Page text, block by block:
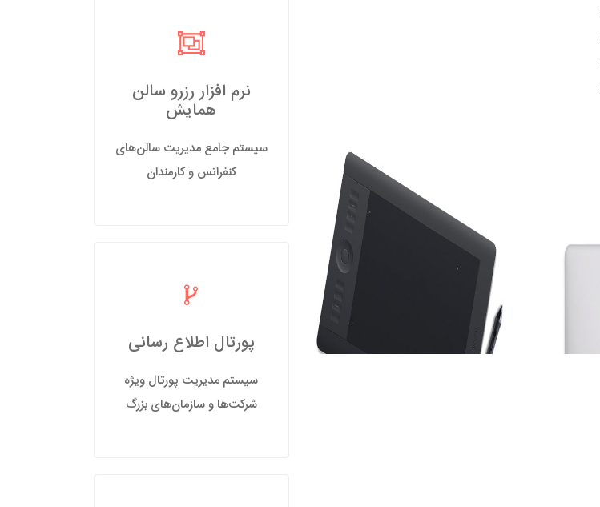
نرم افزار رزرو سالن
همایش
سیستم جامع مدیریت سالن‌های
کنفرانس و کارمندان
پورتال اطلاع رسانی
سیستم مدیریت پورتال ویژه
شرکت‌ها و سازمان‌های بزرگ